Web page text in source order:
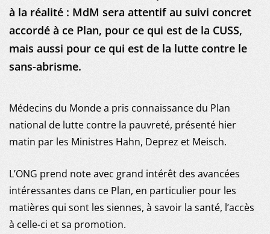
NOUS SOUTENIR
à la réalité : MdM sera attentif au suivi concret
accordé à ce Plan, pour ce qui est de la CUSS,
mais aussi pour ce qui est de la lutte contre le
sans-abrisme.
Médecins du Monde a pris connaissance du Plan
national de lutte contre la pauvreté, présenté hier
matin par les Ministres Hahn, Deprez et Meisch.
L’ONG prend note avec grand intérêt des avancées
intéressantes dans ce Plan, en particulier pour les
matières qui sont les siennes, à savoir la santé, l’accès
à celle-ci et sa promotion.